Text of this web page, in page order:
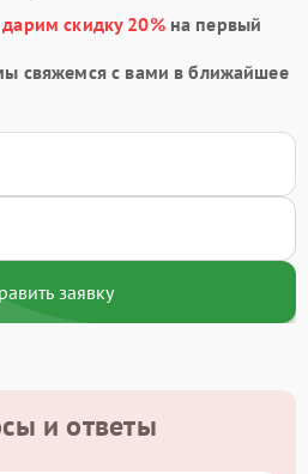
дарим скидку 20%на первый
свяжемся с вами в ближайшее
заявку
и ответы